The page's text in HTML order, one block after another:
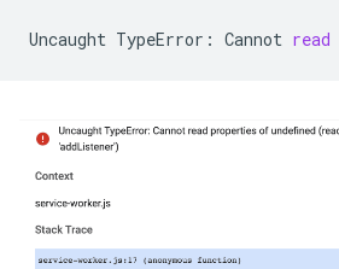
Uncaught TypeError: Cannot read